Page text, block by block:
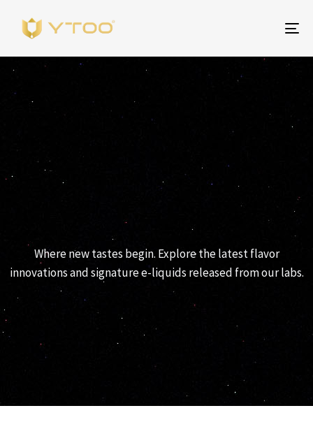
YTOO RELEASES
Where new tastes begin. Explore the latest flavor
innovations and signature e-liquids released from our labs.